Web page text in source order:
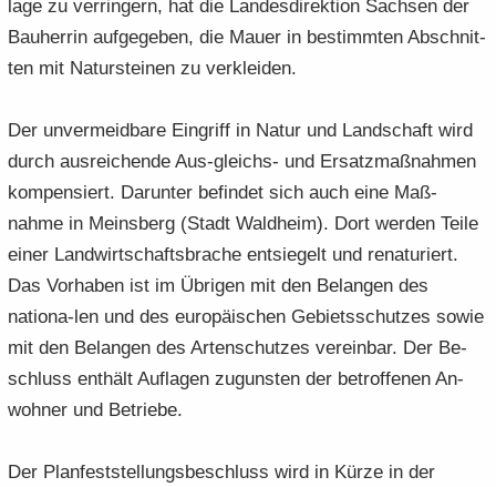
la­ge zu ver­rin­gern, hat die Lan­des­di­rek­ti­on Sach­sen der
Bau­her­rin auf­ge­ge­ben, die Mauer in be­stimm­ten Ab­schnit­
ten mit Na­tur­stei­nen zu ver­klei­den.
Der un­ver­meid­ba­re Ein­griff in Natur und Land­schaft wird
durch aus­rei­chen­de Aus-​gleichs- und Er­satz­maß­nah­men
kom­pen­siert. Dar­un­ter be­fin­det sich auch eine Maß-​
nahme in Meins­berg (Stadt Wald­heim). Dort wer­den Teile
einer Land­wirt­schafts­bra­che ent­sie­gelt und re­na­tu­riert.
Das Vor­ha­ben ist im Üb­ri­gen mit den Be­lan­gen des
nationa-​len und des eu­ro­päi­schen Ge­biets­schut­zes sowie
mit den Be­lan­gen des Ar­ten­schut­zes ver­ein­bar. Der Be­
schluss ent­hält Auf­la­gen zu­guns­ten der be­trof­fe­nen An­
woh­ner und Be­trie­be.
Der Plan­fest­stel­lungs­be­schluss wird in Kürze in der